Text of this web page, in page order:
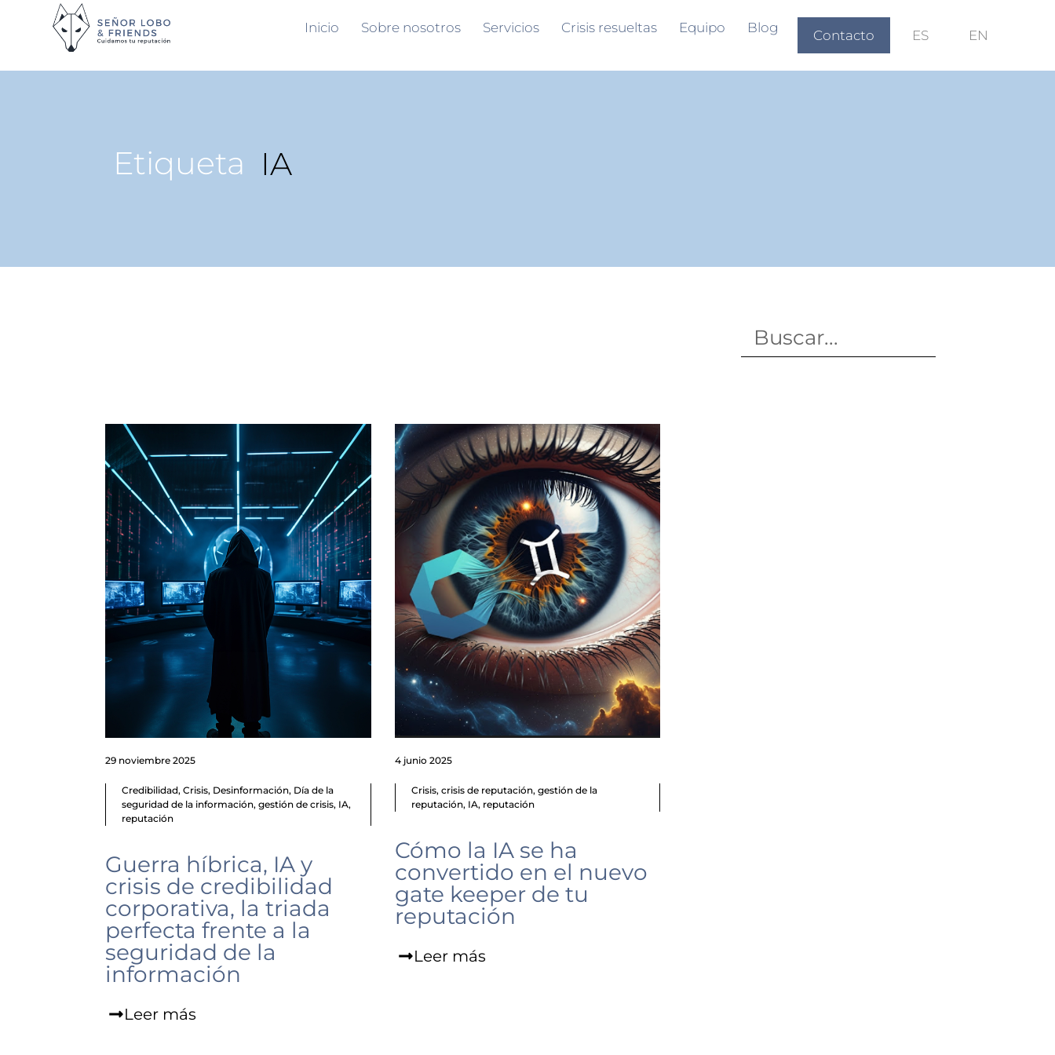
Inicio Sobre nosotros Servicios Crisis resueltas Equipo Blog Contacto ES EN
Etiqueta IA
29 noviembre 2025
Credibilidad,Crisis, Desinformación, Día de la
seguridad de la información,gestión de crisis, IA,
reputación
Guerra híbrica, IA y
crisis de credibilidad
corporativa, la triada
perfecta frente a la
seguridad de la
información
Leer más
4 junio 2025
Crisis, crisis de reputación, gestión de la
reputación, IA, reputación
Cómo la IA se ha
convertido en el nuevo
gate keeper de tu
reputación
Leer más